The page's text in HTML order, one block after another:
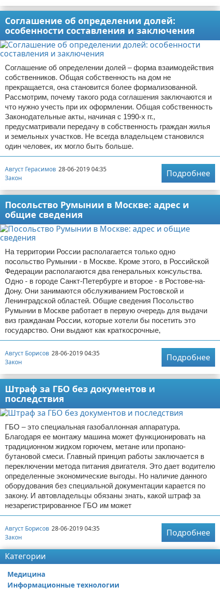
Соглашение об определении долей:
особенности составления и заключения
Соглашение об определении долей – форма взаимодействия
собственников. Общая собственность на дом не
прекращается, она становится более формализованной.
Рассмотрим, почему такого рода соглашения заключаются и
что нужно учесть при их оформлении. Общая собственность
Законодательные акты, начиная с 1990-х гг.,
предусматривали передачу в собственность граждан жилья
и земельных участков. Не всегда владельцем становился
один человек, их могло быть больше.
Август Герасимов 28-06-2019 04:35
Закон
Подробнее
Посольство Румынии в Москве: адрес и
общие сведения
На территории России располагается только одно
посольство Румынии - в Москве. Кроме этого, в Российской
Федерации располагаются два генеральных консульства.
Одно - в городе Санкт-Петербурге и второе - в Ростове-на-
Дону. Они занимаются обслуживанием Ростовской и
Ленинградской областей. Общие сведения Посольство
Румынии в Москве работает в первую очередь для выдачи
виз гражданам России, которые хотели бы посетить это
государство. Они выдают как краткосрочные,
Август Борисов 28-06-2019 04:35
Закон
Подробнее
Штраф за ГБО без документов и
последствия
ГБО – это специальная газобаллонная аппаратура.
Благодаря ее монтажу машина может функционировать на
традиционном жидком горючем, метане или пропано-
бутановой смеси. Главный принцип работы заключается в
переключении метода питания двигателя. Это дает водителю
определенные экономические выгоды. Но наличие данного
оборудования без специальной документации карается по
закону. И автовладельцы обязаны знать, какой штраф за
незарегистрированное ГБО им может
Август Борисов 28-06-2019 04:35
Закон
Подробнее
Категории
Медицина
Информационные технологии